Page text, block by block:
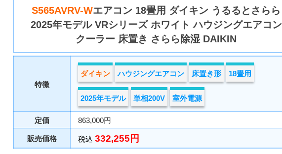
S565AVRV-Wエアコン 18畳用 ダイキン うるるとさらら
2025年モデル VRシリーズ ホワイト ハウジングエアコン
クーラー 床置き さらら除湿 DAIKIN
特徴
ダイキン ハウジングエアコン 床置き形 18畳用
2025年モデル 単相200V 室外電源
定価 863,000円
販売価格 税込 332,255円